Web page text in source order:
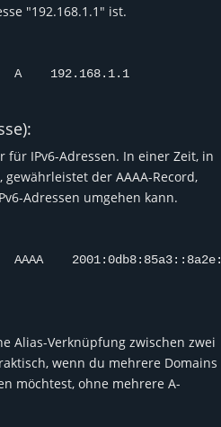
"192.168.1.1" ist.
A    192.168.1.1
für IPv6-Adressen. In einer Zeit, in
der AAAA-Record,
Adressen umgehen kann.
Alias-Verknüpfung zwischen zwei
wenn du mehrere Domains
möchtest, ohne mehrere A-